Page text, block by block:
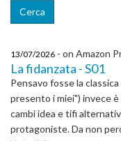
13/07/2026 - on Amazon
La fidanzata - S01
Pensavo fosse la
presento i miei") invece
cambi idea e tifi
protagoniste. Da non